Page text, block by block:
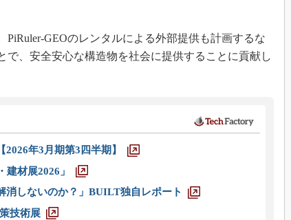
GEOのレンタルによる外部提供も計画するな
で、安全安心な構造物を社会に提供することに貢献し
2026年3月期第3四半期】
材展2026」
消しないのか？」BUILT独自レポート
技術展